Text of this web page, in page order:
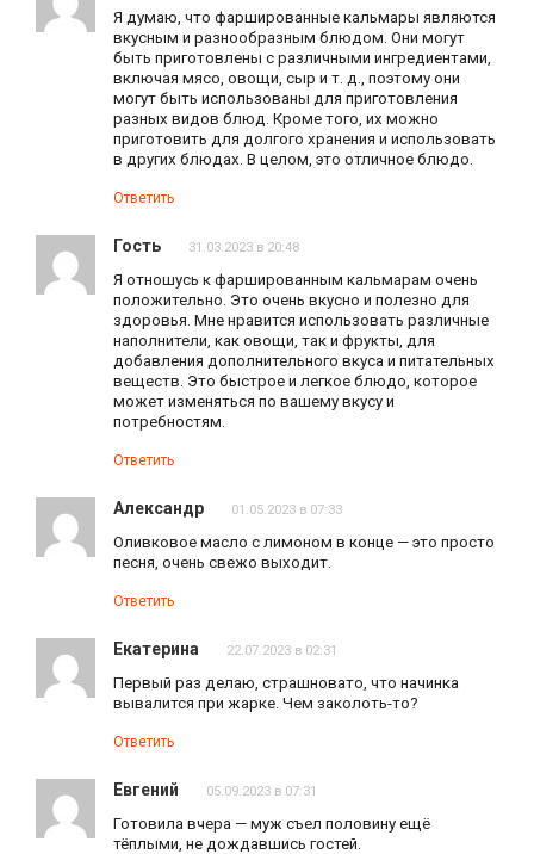
Я думаю, что фаршированные кальмары являются
вкусным и разнообразным блюдом. Они могут
быть приготовлены с различными ингредиентами,
включая мясо, овощи, сыр и т. д., поэтому они
могут быть использованы для приготовления
разных видов блюд. Кроме того, их можно
приготовить для долгого хранения и использовать
в других блюдах. В целом, это отличное блюдо.
Ответить
Гость 31.03.2023 в 20:48
Я отношусь к фаршированным кальмарам очень
положительно. Это очень вкусно и полезно для
здоровья. Мне нравится использовать различные
наполнители, как овощи, так и фрукты, для
добавления дополнительного вкуса и питательных
веществ. Это быстрое и легкое блюдо, которое
может изменяться по вашему вкусу и
потребностям.
Ответить
Александр 01.05.2023 в 07:33
Оливковое масло с лимоном в конце — это просто
песня, очень свежо выходит.
Ответить
Екатерина 22.07.2023 в 02:31
Первый раз делаю, страшновато, что начинка
вывалится при жарке. Чем заколоть-то?
Ответить
Евгений 05.09.2023 в 07:31
Готовила вчера — муж съел половину ещё
тёплыми, не дождавшись гостей.